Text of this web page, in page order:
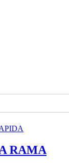
RAMA